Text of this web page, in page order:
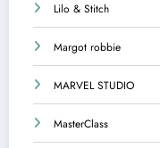
Lilo & Stitch
Margot robbie
MARVEL STUDIO
MasterClass